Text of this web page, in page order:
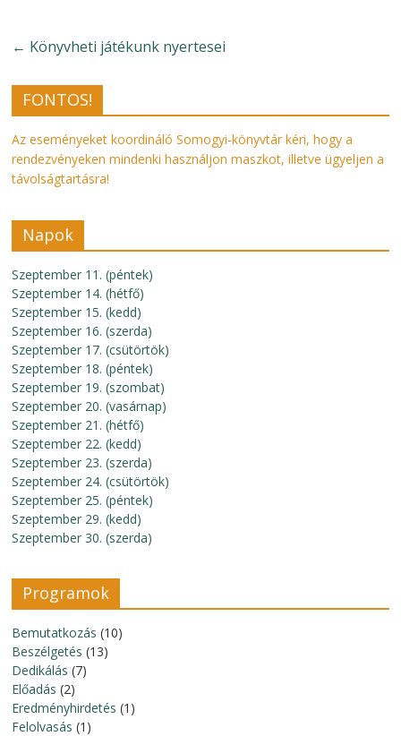
← Könyvheti játékunk nyertesei
FONTOS!
Az eseményeket koordináló Somogyi-könyvtár kéri, hogy a
rendezvényeken mindenki használjon maszkot, illetve ügyeljen a
távolságtartásra!
Napok
Szeptember 11. (péntek)
Szeptember 14. (hétfő)
Szeptember 15. (kedd)
Szeptember 16. (szerda)
Szeptember 17. (csütörtök)
Szeptember 18. (péntek)
Szeptember 19. (szombat)
Szeptember 20. (vasárnap)
Szeptember 21. (hétfő)
Szeptember 22. (kedd)
Szeptember 23. (szerda)
Szeptember 24. (csütörtök)
Szeptember 25. (péntek)
Szeptember 29. (kedd)
Szeptember 30. (szerda)
Programok
Bemutatkozás (10)
Beszélgetés (13)
Dedikálás (7)
Előadás (2)
Eredményhirdetés (1)
Felolvasás (1)